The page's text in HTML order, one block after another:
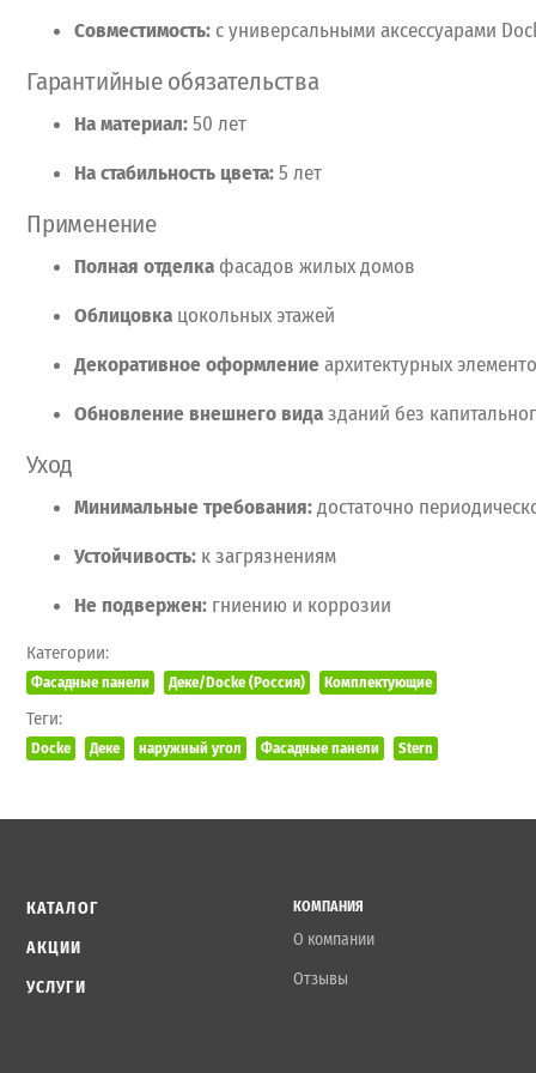
Совместимость: суниверсальными аксессуарами
Гарантийныеобязательства
Наматериал:50 лет
Настабильность цвета:5 лет
Применение
Полная отделка фасадов жилыхдомов
Облицовка цокольных этажей
Декоративноеоформлениеархитектурных
Обновление внешнего видазданий без
Уход
Минимальныетребования:достаточно
Устойчивость: кзагрязнениям
Не подвержен: гниению и коррозии
Категории:
Фасадные панели Деке/Docke (Россия) Комплектующие
Теги:
Docke Деке наружный угол Фасадные панели Stern
КАТАЛОГ
АКЦИИ
УСЛУГИ
КОМПАНИЯ
О компании
Отзывы